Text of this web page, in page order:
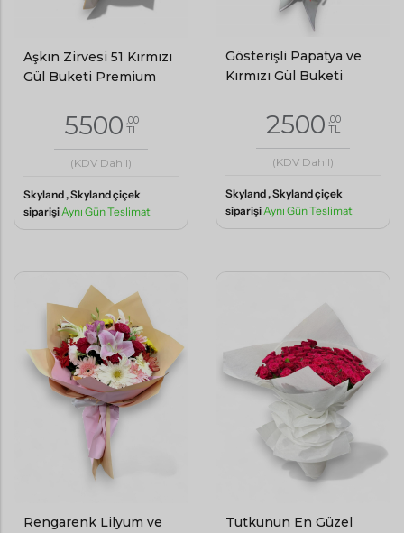
Aşkın Zirvesi 51 Kırmızı
Gül Buketi Premium
5500 ,00
TL
(KDV Dahil)
Skyland , Skyland çiçek
siparişiAynı Gün Teslimat
Gösterişli Papatya ve
Kırmızı Gül Buketi
2500 ,00
TL
(KDV Dahil)
Skyland , Skyland çiçek
siparişi Aynı Gün Teslimat
Rengarenk Lilyum ve
Tutkunun En Güzel